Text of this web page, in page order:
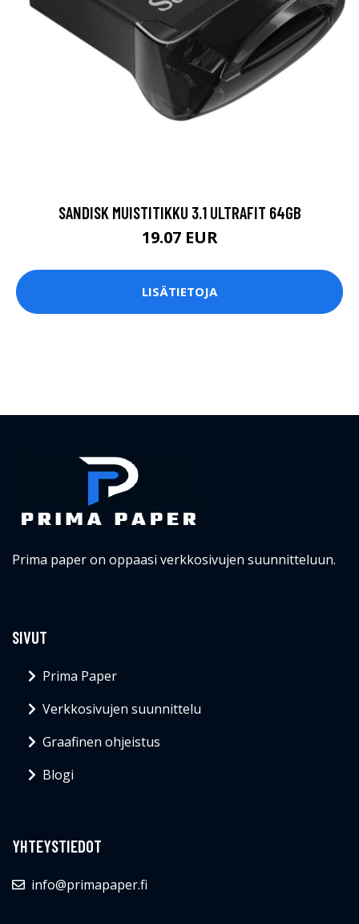
SANDISK MUISTITIKKU 3.1 ULTRAFIT 64GB
19.07 EUR
LISÄTIETOJA
Prima paper on oppaasi verkkosivujen suunnitteluun.
SIVUT
Prima Paper
Verkkosivujen suunnittelu
Graafinen ohjeistus
Blogi
YHTEYSTIEDOT
info@primapaper.fi